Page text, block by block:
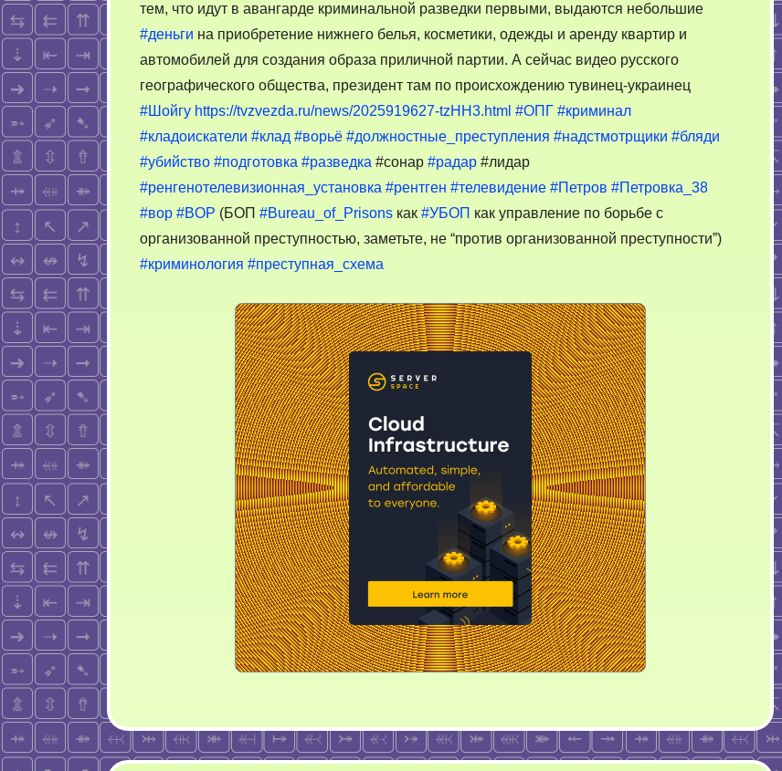
тем, что идут в авангарде криминальной разведки первыми, выдаются небольшие
#деньги на приобретение нижнего белья, коcметики, одежды и аренду квартир и
автомобилей для создания образа приличной партии. А сейчас видео русского
географического общества, президент там по происхождению тувинец-украинец
#Шойгу https://tvzvezda.ru/news/2025919627-tzHH3.html #ОПГ #криминал
#кладоискатели #клад #ворьё #должностные_преступления #надстмотрщики #бляди
#убийство #подготовка #разведка #сонар #радар #лидар
#ренгенотелевизионная_установка #рентген #телевидение #Петров #Петровка_38
#вор #BOP (БОП #Bureau_of_Prisons как #УБОП как управление по борьбе с
организованной преступностью, заметьте, не “против организованной преступности”)
#криминология #преступная_схема